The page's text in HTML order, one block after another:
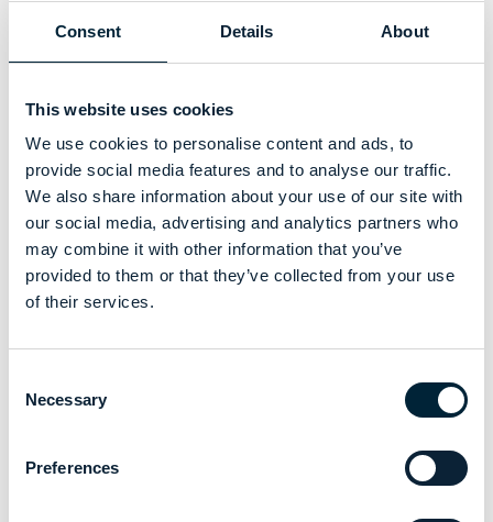
Consent Details About
This website uses cookies
We use cookies to personalise content and ads, to
provide social media features and to analyse our traffic.
We also share information about your use of our site with
our social media, advertising and analytics partners who
may combine it with other information that you’ve
provided to them or that they’ve collected from your use
of their services.
Selection
Necessary
Preferences